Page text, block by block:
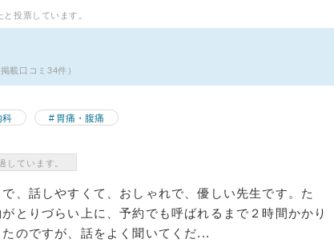
投票しています。
載口コミ34件）
科 胃痛・腹痛
しています。
、話しやすくて、おしゃれで、優しい先生です。た
とりづらい上に、予約でも呼ばれるまで２時間かかり
のですが、話をよく聞いてくだ...